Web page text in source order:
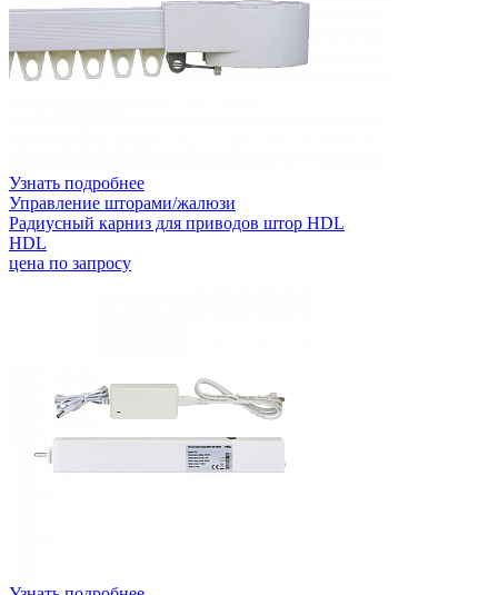
Узнать подробнее
Управление шторами/жалюзи
Радиусный карниз для приводов штор HDL
HDL
цена по запросу